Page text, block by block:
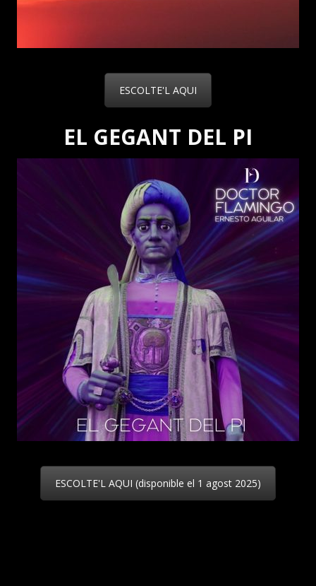
ESCOLTE'L AQUI
EL GEGANT DEL PI
ESCOLTE'L AQUI (disponible el 1 agost 2025)